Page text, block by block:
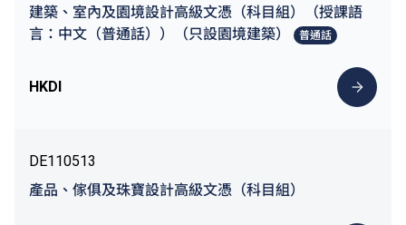
建築、室內及園境設計高級文憑（科目組）（授課語
言：中文（普通話））（只設園境建築）
普通話
HKDI
DE110513
產品、傢俱及珠寶設計高級文憑（科目組）